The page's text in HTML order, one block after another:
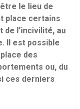
le lieu de
place certains
l’incivilité, au
Il est possible
des
ou, du
ces derniers